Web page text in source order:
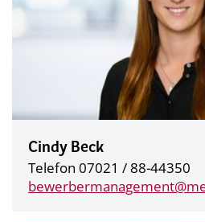
Cindy Beck
Telefon 07021 / 88-44350
bewerbermanagement@